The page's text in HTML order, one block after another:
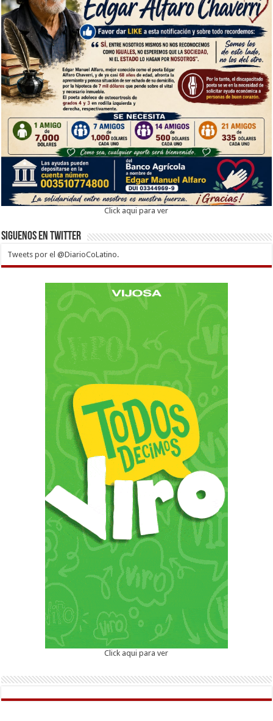
Click aqui para ver
Siguenos en twitter
Tweets por el @DiarioCoLatino.
Click aqui para ver